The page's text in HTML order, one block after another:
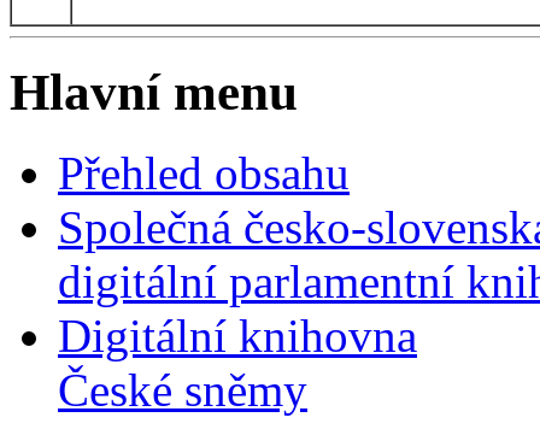
Hlavní menu
Přehled obsahu
Společná česko-
digitální parlamentní
Digitální knihovna
České sněmy